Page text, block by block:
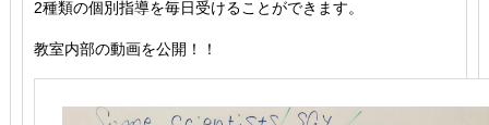
2種類の個別指導を毎日受けることができます。
教室内部の動画を公開！！